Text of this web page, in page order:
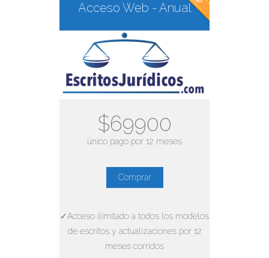
Acceso Web - Anual
$69900
único pago por 12 meses
Comprar
✓Acceso ilimitado a todos los modelos
de escritos y actualizaciones por 12
meses corridos